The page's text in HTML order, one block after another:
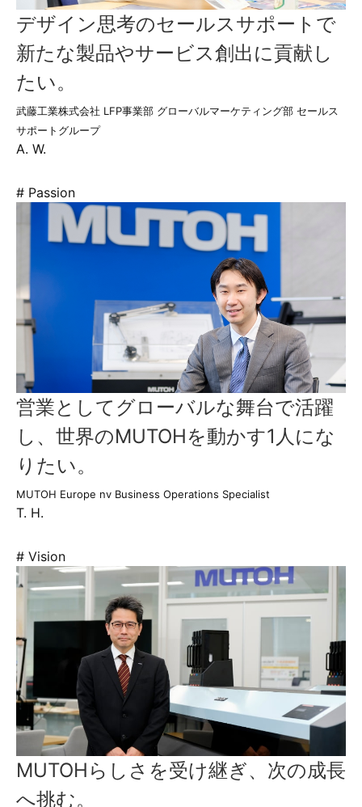
デザイン思考のセールスサポートで
新たな製品やサービス創出に貢献し
たい。
武藤工業株式会社 LFP事業部 グローバルマーケティング部 セールス
サポートグループ
A. W.
# Passion
営業としてグローバルな舞台で活躍
し、世界のMUTOHを動かす1人にな
りたい。
MUTOH Europe nv Business Operations Specialist
T. H.
# Vision
MUTOHらしさを受け継ぎ、次の成長
へ挑む。